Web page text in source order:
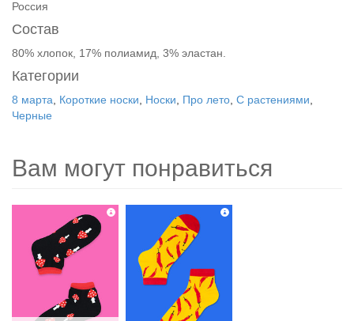
Россия
Состав
80% хлопок, 17% полиамид, 3% эластан.
Категории
8 марта Короткие носки Носки Про лето С растениями
Черные
Вам могут понравиться